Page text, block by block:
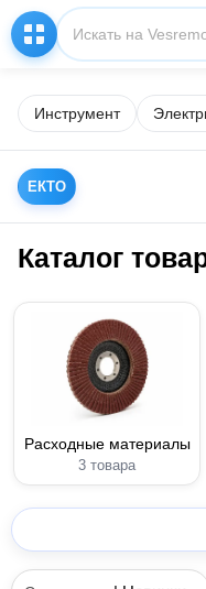
Инструмент
EКТО
Каталог
Расходные материалы
3 товара